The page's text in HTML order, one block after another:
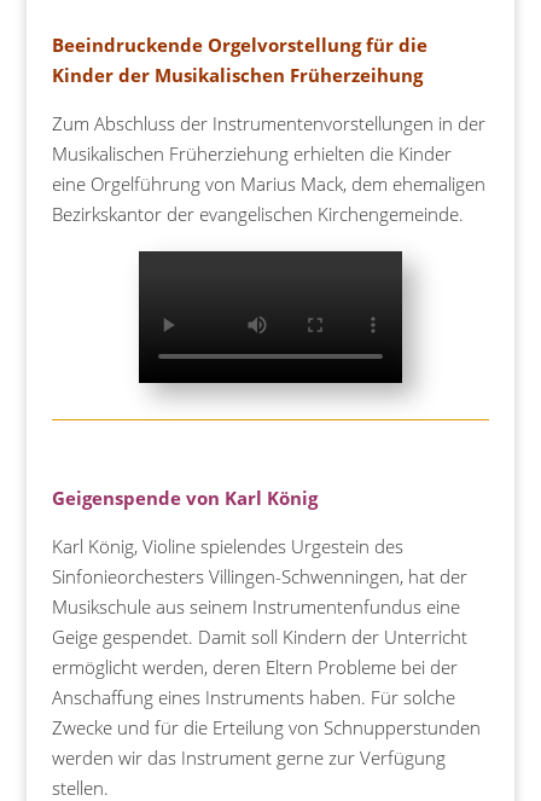
Beeindruckende Orgelvorstellung für die
Kinder der Musikalischen Früherzeihung
Zum Abschluss der Instrumentenvorstellungen in der
Musikalischen Früherziehung erhielten die Kinder
eine Orgelführung von Marius Mack, dem ehemaligen
Bezirkskantor der evangelischen Kirchengemeinde.
Geigenspende von Karl König
Karl König, Violine spielendes Urgestein des
Sinfonieorchesters Villingen-Schwenningen, hat der
Musikschule aus seinem Instrumentenfundus eine
Geige gespendet. Damit soll Kindern der Unterricht
ermöglicht werden, deren Eltern Probleme bei der
Anschaffung eines Instruments haben. Für solche
Zwecke und für die Erteilung von Schnupperstunden
werden wir das Instrument gerne zur Verfügung
stellen.